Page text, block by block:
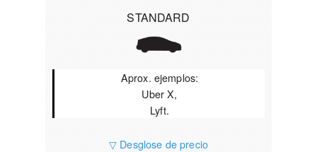
STANDARD
Aprox. ejemplos:
Uber X,
Lyft.
▽ Desglose de precio